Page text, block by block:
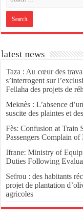
latest news
Taza : Au cœur des
s’interrogent sur
Fellaha des projets de
Meknès : L’absence
suscite des plaintes et
Fès: Confusion at Train
Passengers Complain
Ifrane: Ministry of
Duties Following
Sefrou : des habitants
projet de plantation
agricoles